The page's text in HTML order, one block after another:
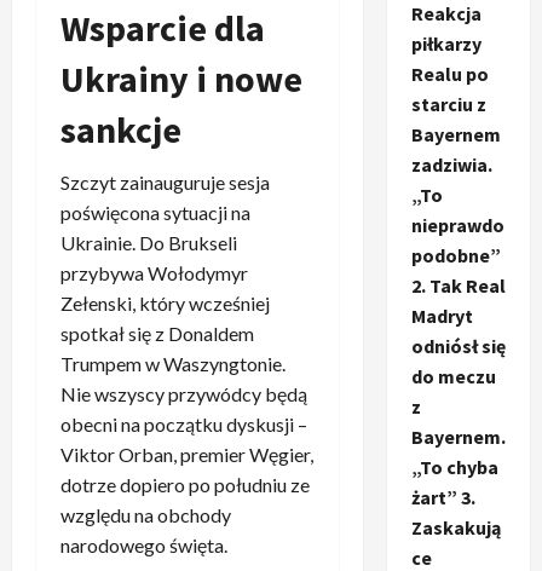
Wsparcie dla
Ukrainy i nowe
sankcje
Szczyt zainauguruje sesja
poświęcona sytuacji na
Ukrainie. Do Brukseli
przybywa Wołodymyr
Zełenski, który wcześniej
spotkał się z Donaldem
Trumpem w Waszyngtonie.
Nie wszyscy przywódcy będą
obecni na początku dyskusji –
Viktor Orban, premier Węgier,
dotrze dopiero po południu ze
względu na obchody
narodowego święta.
Reakcja
piłkarzy
Realu po
starciu z
Bayernem
zadziwia.
„To
nieprawdo
podobne”
2. Tak Real
Madryt
odniósł się
do meczu
z
Bayernem.
„To chyba
żart” 3.
Zaskakują
ce